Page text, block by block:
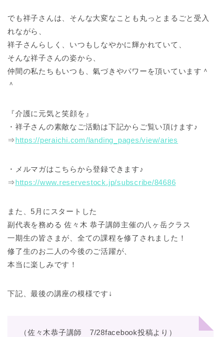
でも祥子さんは、そんな大変なことも丸っとまるごと受入
れながら、
祥子さんらしく、いつもしなやかに輝かれていて、
そんな祥子さんの姿から、
仲間の私たちもいつも、氣づきやパワーを頂いています＾
＾
『介護に元気と笑顔を』
・祥子さんの素敵なご活動は下記からご覧い頂けます♪
⇒https://peraichi.com/landing_pages/view/aries
・メルマガはこちらから登録できます♪
⇒https://www.reservestock.jp/subscribe/84686
また、5月にスタートした
副代表を務める 佐々木 恭子講師主催の八ヶ岳クラス
一期生の皆さまが、全ての課程を修了されました！
修了生のお二人の今後のご活躍が、
本当に楽しみです！
下記、最後の講座の模様です↓
（佐々木恭子講師 7/28facebook投稿より）